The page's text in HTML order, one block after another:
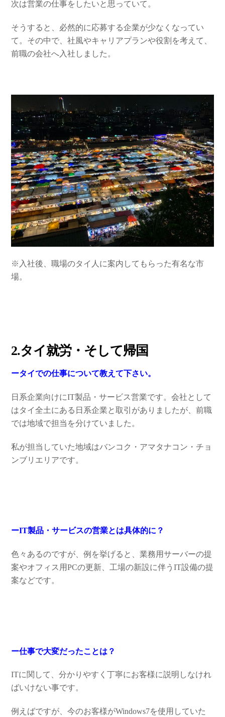
次は営業の仕事をしたいと思っていて。
そうすると、必然的に応募する企業が少なくなってい
て。その中で、社風やキャリアプランや役割を考えて、
前職の会社へ入社しました。
※入社後、職場のタイ人に案内してもらった有名な市
場。
2.タイ就労・そして帰国
ータイでの仕事について教えて下さい。
日系企業向けにIT製品・サービス営業です。会社として
はタイ全土にある日系企業と取引がありましたが、前職
では地域で担当を分けていました。
私が担当していた地域はバンコク・アマタナコン・チョ
ンブリエリアです。
ーIT製品・サービスの営業とは具体的に？
色々あるのですが、例を挙げると、業務用サーバーの提
案やオフィス用PCの更新、工場の新設に伴うIT設備の提
案などです。
ー仕事で大変だったことは？
ITに関して、分かりやすく丁寧にお客様に説明しなけれ
ばいけない事です。
例えばですが、今のお客様がWindows7を使用していた